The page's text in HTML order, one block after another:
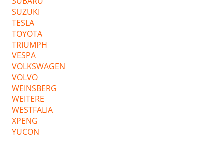
SUZUKI
TESLA
TOYOTA
TRIUMPH
VESPA
VOLKSWAGEN
VOLVO
WEINSBERG
WEITERE
WESTFALIA
XPENG
YUCON